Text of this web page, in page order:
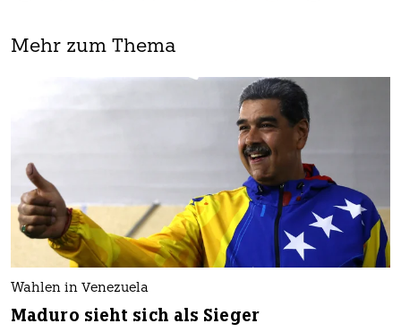
Mehr zum Thema
Wahlen in Venezuela
Maduro sieht sich als Sieger